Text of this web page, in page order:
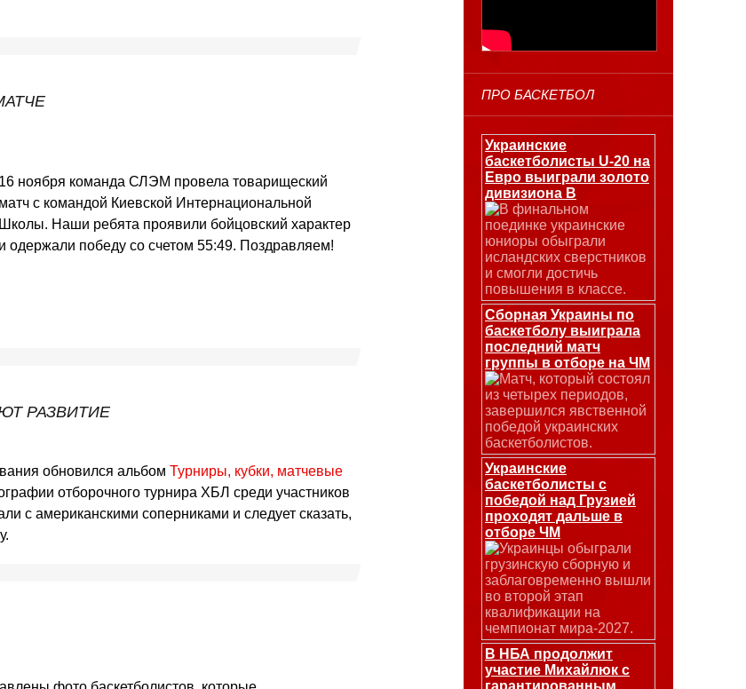
16 ноября команда СЛЭМ провела товарищеский
матч с командой Киевской Интернациональной
Школы. Наши ребята проявили бойцовский характер
и одержали победу со счетом 55:49. Поздравляем!
РАЗВИТИЕ
обновился альбом Турниры, кубки, матчевые
отборочного турнира ХБЛ среди участников
с американскими соперниками и следует сказать,
ПРО БАСКЕТБОЛ
Украинские
баскетболисты U-20 на
Евро выиграли золото
дивизиона В
В финальном
поединке украинские
юниоры обыграли
исландских сверстников
и смогли достичь
повышения в классе.
Сборная Украины по
баскетболу выиграла
последний матч
группы в отборе на ЧМ
Матч, который состоял
из четырех периодов,
завершился явственной
победой украинских
баскетболистов.
Украинские
баскетболисты с
победой над Грузией
проходят дальше в
отборе ЧМ
Украинцы обыграли
грузинскую сборную и
заблаговременно вышли
во второй этап
квалификации на
чемпионат мира-2027.
В НБА продолжит
участие Михайлюк с
гарантированным